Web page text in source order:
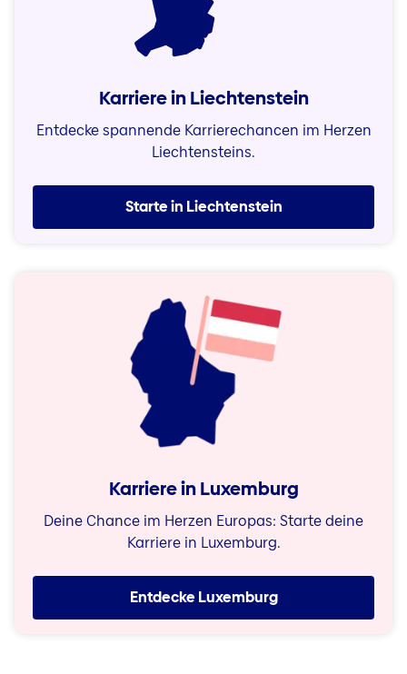
Karriere in Liechtenstein
Entdecke spannende Karrierechancen im Herzen
Liechtensteins.
Starte in Liechtenstein
Karriere in Luxemburg
Deine Chance im Herzen Europas: Starte deine
Karriere in Luxemburg.
Entdecke Luxemburg